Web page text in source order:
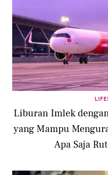
Liburan Imlek
yang Mampu
Apa Saja